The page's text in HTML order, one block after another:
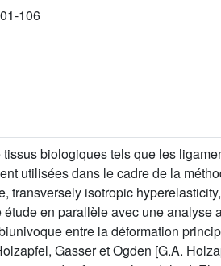
106
biologiques tels que les
utilisées dans le cadre de la
isotropic
en parallèle avec une
entre la déformation
Gasser et Ogden [G.A.